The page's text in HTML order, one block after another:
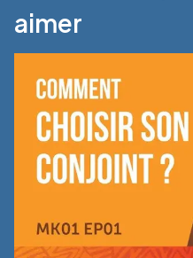
aimer